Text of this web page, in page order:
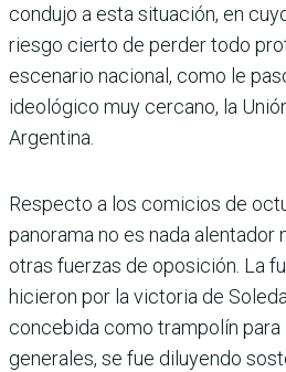
condujo a esta situación, en
riesgo cierto de perder todo
escenario nacional, como le
ideológico muy cercano, la
Argentina.
Respecto a los comicios de
panorama no es nada alentador
otras fuerzas de oposición. La
hicieron por la victoria de
concebida como trampolín
generales, se fue diluyendo